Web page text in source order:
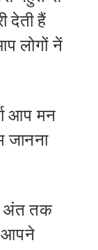
देती हैं
लोगों नें
आप मन
अंत तक
आपने